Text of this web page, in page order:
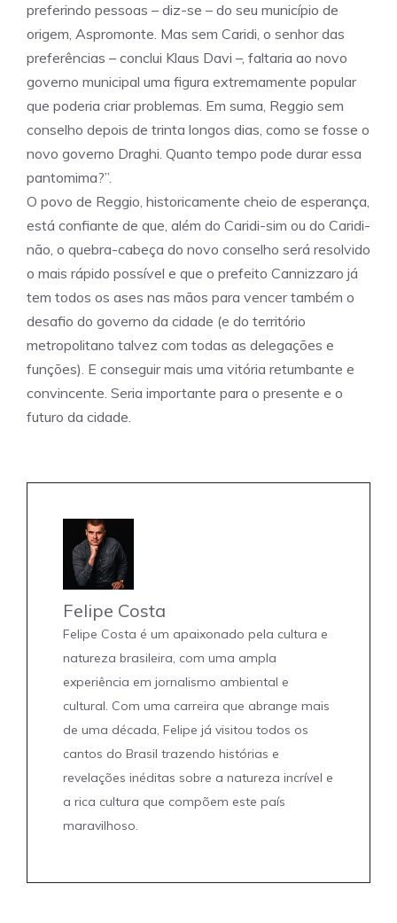
preferindo pessoas – diz-se – do seu município de
origem, Aspromonte. Mas sem Caridi, o senhor das
preferências – conclui Klaus Davi –, faltaria ao novo
governo municipal uma figura extremamente popular
que poderia criar problemas. Em suma, Reggio sem
conselho depois de trinta longos dias, como se fosse o
novo governo Draghi. Quanto tempo pode durar essa
pantomima?”.
O povo de Reggio, historicamente cheio de esperança,
está confiante de que, além do Caridi-sim ou do Caridi-
não, o quebra-cabeça do novo conselho será resolvido
o mais rápido possível e que o prefeito Cannizzaro já
tem todos os ases nas mãos para vencer também o
desafio do governo da cidade (e do território
metropolitano talvez com todas as delegações e
funções). E conseguir mais uma vitória retumbante e
convincente. Seria importante para o presente e o
futuro da cidade.
Felipe Costa
Felipe Costa é um apaixonado pela cultura e
natureza brasileira, com uma ampla
experiência em jornalismo ambiental e
cultural. Com uma carreira que abrange mais
de uma década, Felipe já visitou todos os
cantos do Brasil trazendo histórias e
revelações inéditas sobre a natureza incrível e
a rica cultura que compõem este país
maravilhoso.